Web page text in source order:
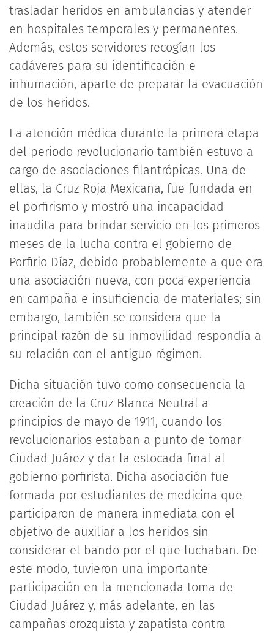
trasladar heridos en ambulancias y atender
en hospitales temporales y permanentes.
Además, estos servidores recogían los
cadáveres para su identificación e
inhumación, aparte de preparar la evacuación
de los heridos.
La atención médica durante la primera etapa
del periodo revolucionario también estuvo a
cargo de asociaciones filantrópicas. Una de
ellas, la Cruz Roja Mexicana, fue fundada en
el porfirismo y mostró una incapacidad
inaudita para brindar servicio en los primeros
meses de la lucha contra el gobierno de
Porfirio Díaz, debido probablemente a que era
una asociación nueva, con poca experiencia
en campaña e insuficiencia de materiales; sin
embargo, también se considera que la
principal razón de su inmovilidad respondía a
su relación con el antiguo régimen.
Dicha situación tuvo como consecuencia la
creación de la Cruz Blanca Neutral a
principios de mayo de 1911, cuando los
revolucionarios estaban a punto de tomar
Ciudad Juárez y dar la estocada final al
gobierno porfirista. Dicha asociación fue
formada por estudiantes de medicina que
participaron de manera inmediata con el
objetivo de auxiliar a los heridos sin
considerar el bando por el que luchaban. De
este modo, tuvieron una importante
participación en la mencionada toma de
Ciudad Juárez y, más adelante, en las
campañas orozquista y zapatista contra